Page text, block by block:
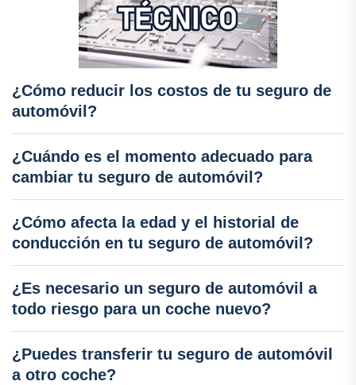
¿Cómo reducir los costos de tu seguro de
automóvil?
¿Cuándo es el momento adecuado para
cambiar tu seguro de automóvil?
¿Cómo afecta la edad y el historial de
conducción en tu seguro de automóvil?
¿Es necesario un seguro de automóvil a
todo riesgo para un coche nuevo?
¿Puedes transferir tu seguro de automóvil
a otro coche?